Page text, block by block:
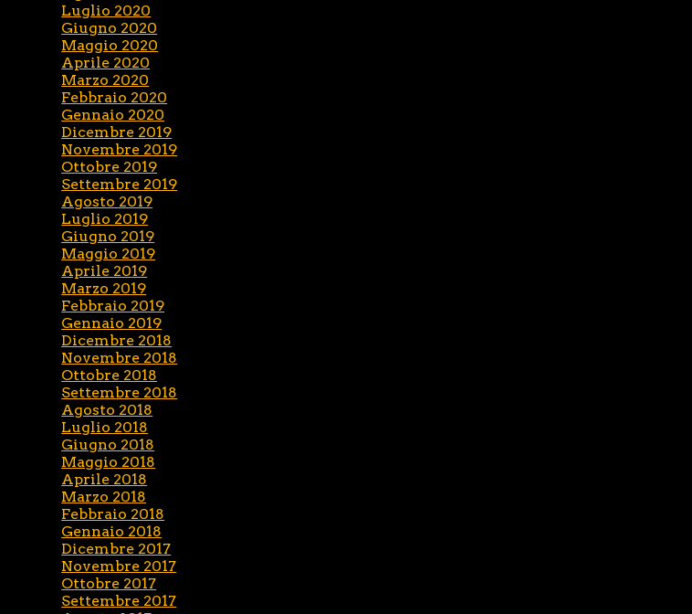
Luglio 2020
Giugno 2020
Maggio 2020
Aprile 2020
Marzo 2020
Febbraio 2020
Gennaio 2020
Dicembre 2019
Novembre 2019
Ottobre 2019
Settembre 2019
Agosto 2019
Luglio 2019
Giugno 2019
Maggio 2019
Aprile 2019
Marzo 2019
Febbraio 2019
Gennaio 2019
Dicembre 2018
Novembre 2018
Ottobre 2018
Settembre 2018
Agosto 2018
Luglio 2018
Giugno 2018
Maggio 2018
Aprile 2018
Marzo 2018
Febbraio 2018
Gennaio 2018
Dicembre 2017
Novembre 2017
Ottobre 2017
Settembre 2017